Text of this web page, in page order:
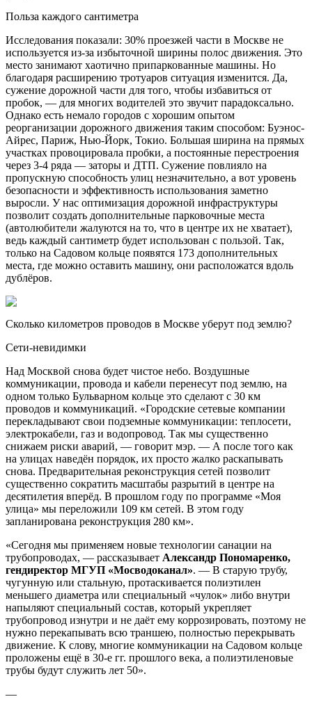
Польза каждого сантиметра
Исследования показали: 30% проезжей части в Москве не
используется из-за избыточной ширины полос движения. Это
место занимают хаотично припаркованные машины. Но
благодаря расширению тротуаров ситуация изменится. Да,
сужение дорожной части для того, чтобы избавиться от
пробок, — для многих водителей это звучит парадоксально.
Однако есть немало городов с хорошим опытом
реорганизации дорожного движения таким способом: Буэнос-
Айрес, Париж, Нью-Йорк, Токио. Большая ширина на прямых
участках провоцировала пробки, а по­стоянные перестроения
через 3-4 ряда — заторы и ДТП. Сужение повлияло на
пропускную способность улиц незначительно, а вот уровень
безопасности и эффективность использования заметно
выросли. У нас оптимизация дорожной инфраструктуры
позволит создать дополнительные парковочные места
(автолюбители жалуются на то, что в центре их не хватает),
ведь каждый сантиметр будет использован с пользой. Так,
только на Садовом кольце появятся 173 дополнительных
места, где можно оставить машину, они расположатся вдоль
дублёров.
Сколько километров проводов в Москве уберут под землю?
Сети-невидимки
Над Москвой снова будет чистое небо. Воздушные
коммуникации, провода и кабели перенесут под землю, на
одном только Бульварном кольце это сделают с 30 км
проводов и коммуникаций. «Городские сетевые компании
перекладывают свои подземные коммуникации: теплосети,
электрокабели, газ и водопровод. Так мы существенно
снижаем риски аварий, — говорит мэр. — А после того как
на улицах наведён порядок, их просто жалко раскапывать
снова. Предварительная реконструкция сетей позволит
существенно сократить масштабы разрытий в центре на
десятилетия вперёд. В прошлом году по программе «Моя
улица» мы переложили 109 км сетей. В этом году
запланирована реконструкция 280 км».
«Сегодня мы применяем новые технологии санации на
трубопроводах, — рассказывает Александр Пономаренко,
гендиректор МГУП «Мосводоканал». — В старую трубу,
чугунную или стальную, протаскивается полиэтилен
меньшего диаметра или специальный «чулок» либо внутри
напыляют специальный состав, который укрепляет
трубопровод изнутри и не даёт ему коррозировать, поэтому не
нужно перекапывать всю траншею, полностью перекрывать
движение. К слову, многие коммуникации на Садовом кольце
проложены ещё в 30-е гг. прошлого века, а полиэтиленовые
трубы будут служить лет 50».
—